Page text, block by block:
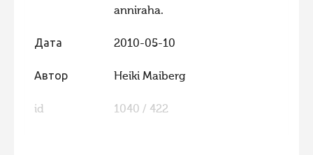
anniraha.
Дата 2010-05-10
Автор Heiki Maiberg
id 1040 / 422